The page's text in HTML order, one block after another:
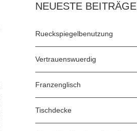
NEUESTE BEITRÄGE
Rueckspiegelbenutzung
Vertrauenswuerdig
Franzenglisch
Tischdecke